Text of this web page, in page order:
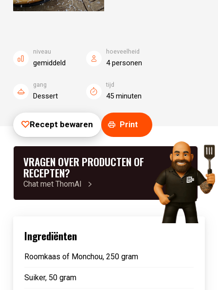
niveau
gemiddeld
hoeveelheid
4 personen
gang
Dessert
tijd
45 minuten
Recept bewaren Print
VRAGEN OVER PRODUCTEN OF
RECEPTEN?
Chat met ThomAI
Ingrediënten
Roomkaas of Monchou, 250 gram
Suiker, 50 gram